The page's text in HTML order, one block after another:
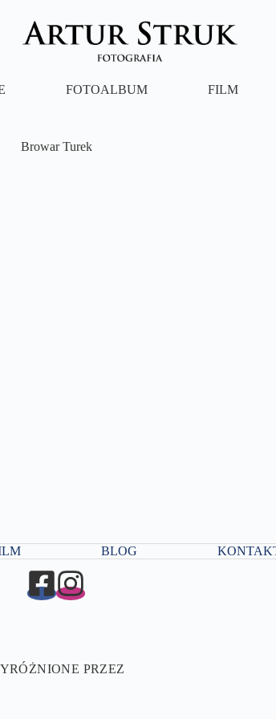
FOTOALBUM FILM
Browar Turek
BLOG
PRZEZ